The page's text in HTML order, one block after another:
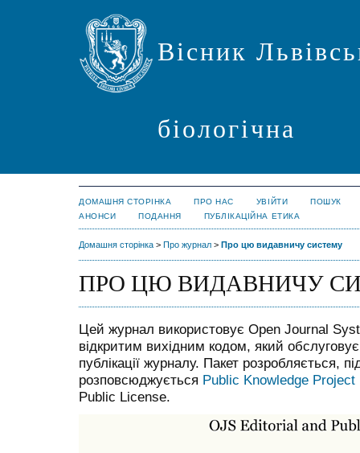
Вісник
біологічна
ДОМАШНЯ СТОРІНКА ПРО НАС УВІЙТИ
ПОШУК
АНОНСИ
ПОДАННЯ ПУБЛІКАЦІЙНА ЕТИКА
Домашня сторінка > Про журнал > Про цю видавничу систему
ПРО ЦЮ ВИДАВНИЧУ
Цей журнал використовує Open Journal
відкритим вихідним кодом, який
публікації журналу. Пакет розробляється,
розповсюджується Public Knowledge Project
Public License.